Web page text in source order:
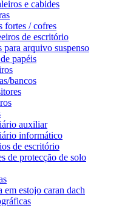
e cabides
fortes / cofres
de escritório
para arquivo suspenso
papéis
bancos
auxiliar
informático
de escritório
de protecção de solo
em estojo caran dach